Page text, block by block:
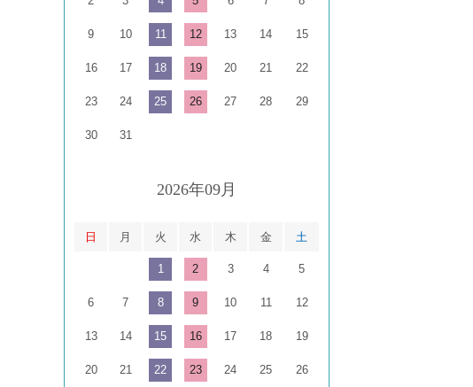
9 10 11 12 13 14 15
16 17 18 19 20 21 22
23 24 25 26 27 28 29
30 31
2026年09月
日 月 火 水 木 金 土
1 2 3 4 5
6 7 8 9 10 11 12
13 14 15 16 17 18 19
20 21 22 23 24 25 26